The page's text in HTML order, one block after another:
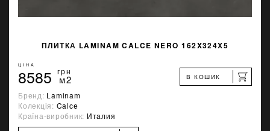
ПЛИТКА LAMINAM CALCE NERO 162X324X5
ЦІНА
8585 грн
м2 В КОШИК
Бренд: Laminam
Колекція: Calce
Країна-виробник: Италия